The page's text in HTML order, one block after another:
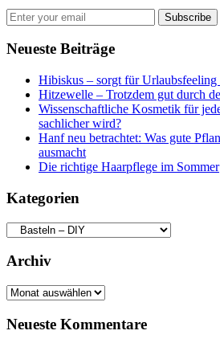
Subscribe
Neueste Beiträge
Hibiskus – sorgt für Urlaubsfeeling
Hitzewelle – Trotzdem gut durch
Wissenschaftliche Kosmetik für
sachlicher wird?
Hanf neu betrachtet: Was gute
ausmacht
Die richtige Haarpflege im Sommer
Kategorien
Kategorien
Archiv
Archiv
Neueste Kommentare